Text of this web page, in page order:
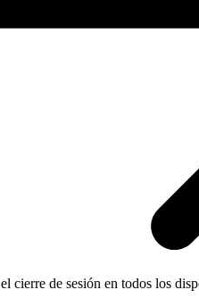
el cierre de sesión en todos los